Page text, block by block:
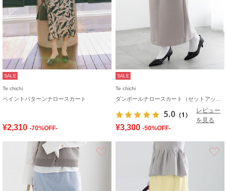
SALE
Te chichi
ペイントパターンナロースカート
¥2,310 -70%OFF-
SALE
Te chichi
5.0 （1）
レビュー
を見る
¥3,300 -50%OFF-